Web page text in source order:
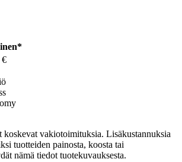
€
vakiotoimituksia. Lisäkustannuksia
tuotteiden painosta, koosta tai
nämä tiedot tuotekuvauksesta.